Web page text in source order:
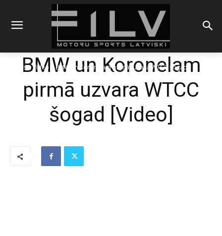
Sākums Video BMW un Koronelam pirmā uzvara WTCC šogad
BMW un Koronelam
pirmā uzvara WTCC
šogad [Video]